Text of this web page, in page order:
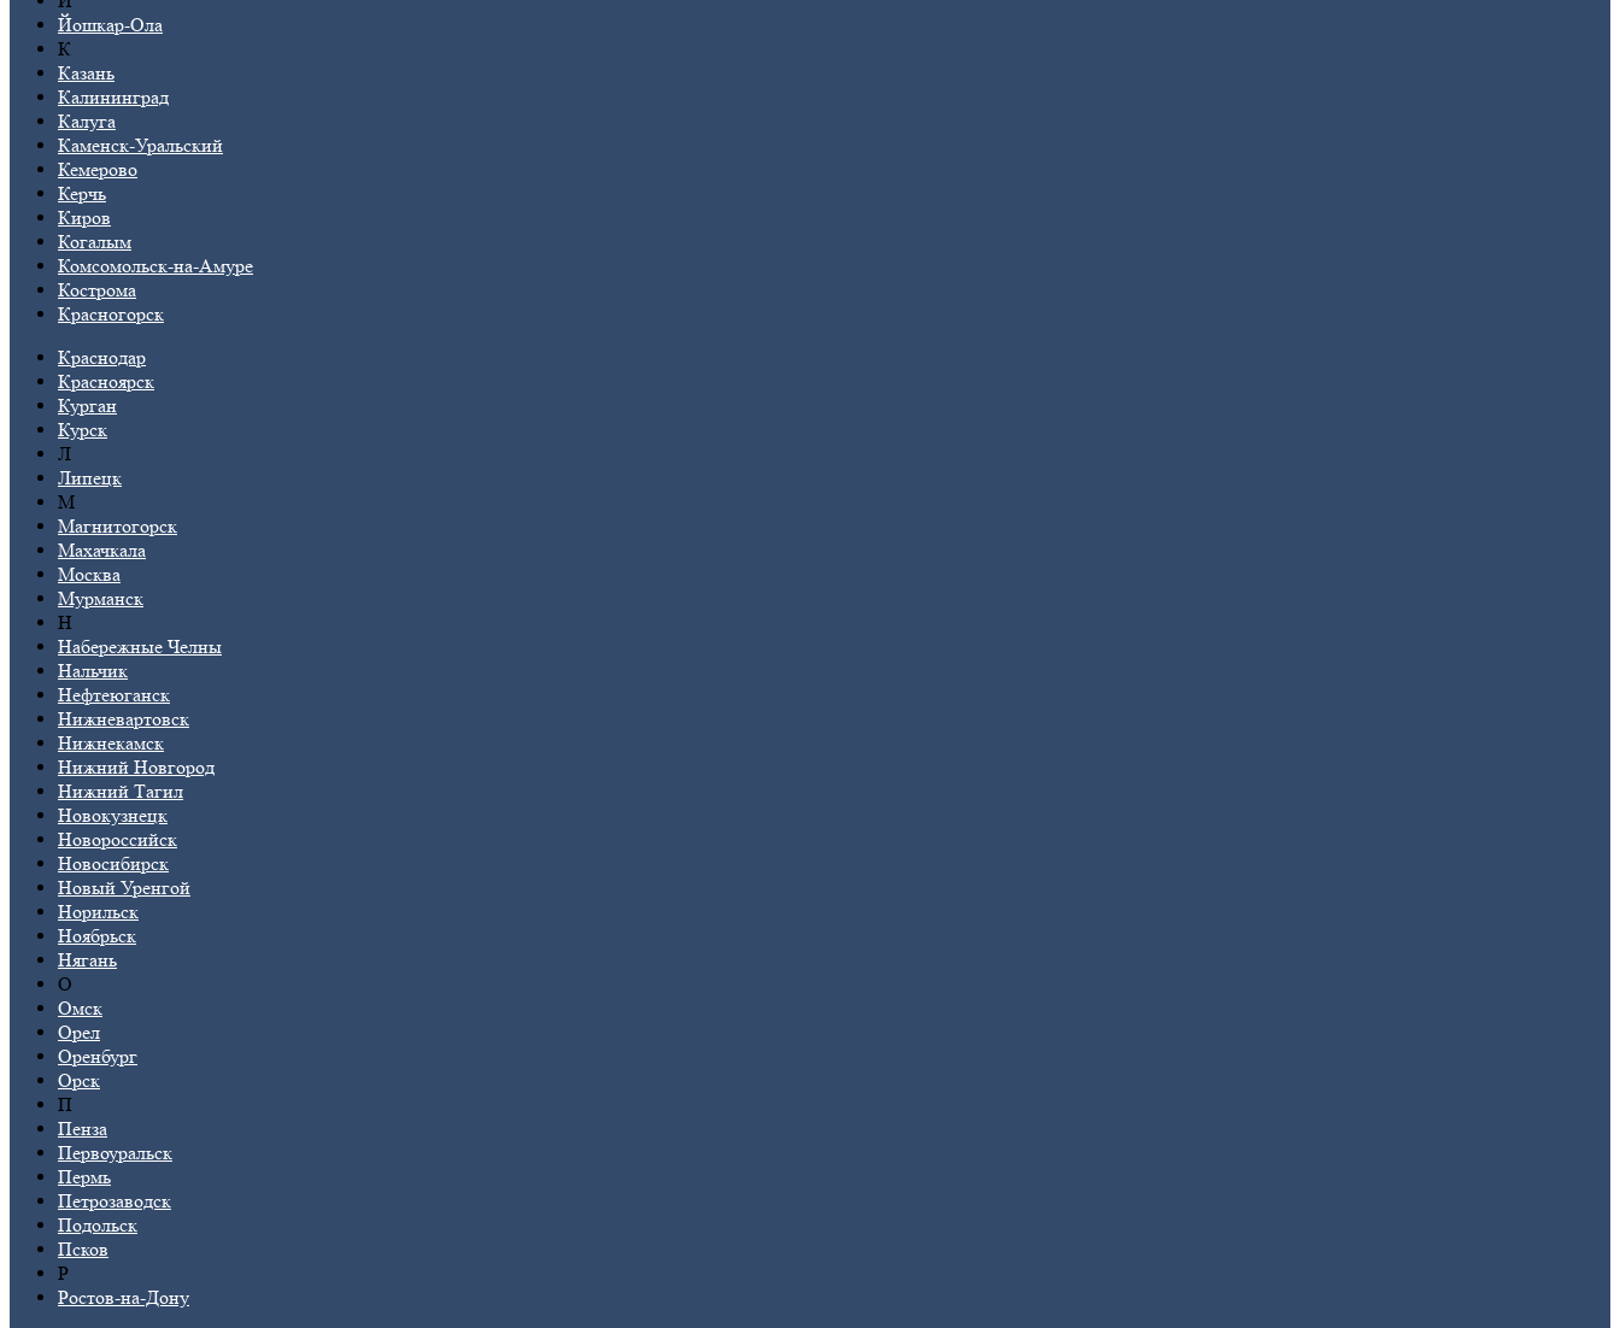
Йошкар-Ола
К
Казань
Калининград
Калуга
Каменск-Уральский
Кемерово
Керчь
Киров
Когалым
Комсомольск-на-Амуре
Кострома
Красногорск
Краснодар
Красноярск
Курган
Курск
Л
Липецк
М
Магнитогорск
Махачкала
Москва
Мурманск
Н
Набережные Челны
Нальчик
Нефтеюганск
Нижневартовск
Нижнекамск
Нижний Новгород
Нижний Тагил
Новокузнецк
Новороссийск
Новосибирск
Новый Уренгой
Норильск
Ноябрьск
Нягань
О
Омск
Орел
Оренбург
Орск
П
Пенза
Первоуральск
Пермь
Петрозаводск
Подольск
Псков
Р
Ростов-на-Дону